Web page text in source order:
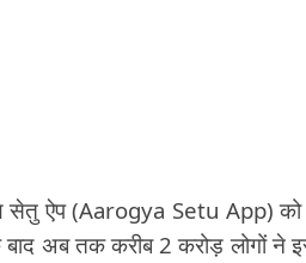
सेतु ऐप (Aarogya Setu App)
बाद अब तक करीब 2 करोड़ लोगों ने